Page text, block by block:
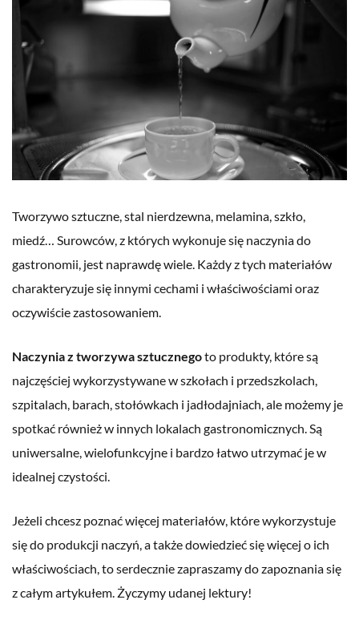
Tworzywo sztuczne, stal nierdzewna, melamina, szkło,
miedź… Surowców, z których wykonuje się naczynia do
gastronomii, jest naprawdę wiele. Każdy z tych materiałów
charakteryzuje się innymi cechami i właściwościami oraz
oczywiście zastosowaniem.
Naczynia z tworzywa sztucznegoto produkty, które są
najczęściej wykorzystywane w szkołach i przedszkolach,
szpitalach, barach, stołówkach i jadłodajniach, ale możemy je
spotkać również w innych lokalach gastronomicznych. Są
uniwersalne, wielofunkcyjne i bardzo łatwo utrzymać je w
idealnej czystości.
Jeżeli chcesz poznać więcej materiałów, które wykorzystuje
się do produkcji naczyń, a także dowiedzieć się więcej o ich
właściwościach, to serdecznie zapraszamy do zapoznania się
z całym artykułem. Życzymy udanej lektury!